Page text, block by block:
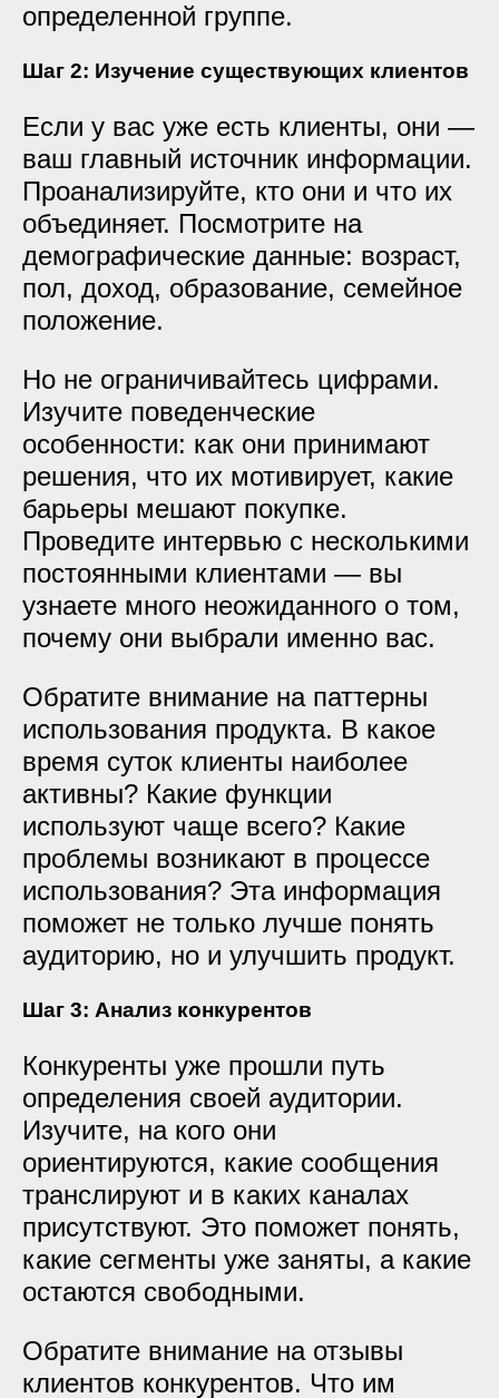
определенной группе.
Шаг 2: Изучение существующих клиентов
Если у вас уже есть клиенты, они —
ваш главный источник информации.
Проанализируйте, кто они и что их
объединяет. Посмотрите на
демографические данные: возраст,
пол, доход, образование, семейное
положение.
Но не ограничивайтесь цифрами.
Изучите поведенческие
особенности: как они принимают
решения, что их мотивирует, какие
барьеры мешают покупке.
Проведите интервью с несколькими
постоянными клиентами — вы
узнаете много неожиданного о том,
почему они выбрали именно вас.
Обратите внимание на паттерны
использования продукта. В какое
время суток клиенты наиболее
активны? Какие функции
используют чаще всего? Какие
проблемы возникают в процессе
использования? Эта информация
поможет не только лучше понять
аудиторию, но и улучшить продукт.
Шаг 3: Анализ конкурентов
Конкуренты уже прошли путь
определения своей аудитории.
Изучите, на кого они
ориентируются, какие сообщения
транслируют и в каких каналах
присутствуют. Это поможет понять,
какие сегменты уже заняты, а какие
остаются свободными.
Обратите внимание на отзывы
клиентов конкурентов. Что им